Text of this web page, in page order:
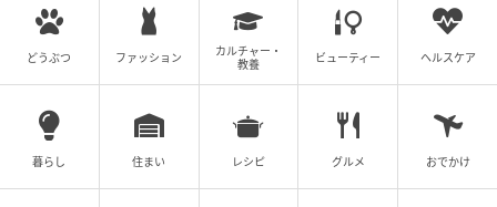
【父「土下座しろ！」の10年後】土下座のお
かげで今があるはずなのに…！#4コマ母道場
の記事をもっとみる
どうぶつ ファッション
カルチャー・
教養
ビューティー ヘルスケア
暮らし 住まい レシピ グルメ おでかけ